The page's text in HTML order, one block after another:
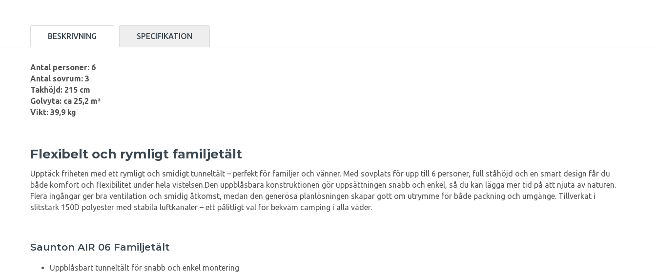
BESKRIVNING SPECIFIKATION
Antal personer: 6
Antal sovrum: 3
Takhöjd: 215 cm
Golvyta: ca 25,2 m²
Vikt: 39,9 kg
Flexibelt och rymligt familjetält
Upptäck friheten med ett rymligt och smidigt tunneltält – perfekt för familjer och vänner. Med sovplats för upp till 6 personer, full ståhöjd och en smart design får du
både komfort och flexibilitet under hela vistelsen.Den uppblåsbara konstruktionen gör uppsättningen snabb och enkel, så du kan lägga mer tid på att njuta av naturen.
Flera ingångar ger bra ventilation och smidig åtkomst, medan den generösa planlösningen skapar gott om utrymme för både packning och umgänge. Tillverkat i
slitstark 150D polyester med stabila luftkanaler – ett pålitligt val för bekväm camping i alla väder.
Saunton AIR 06 Familjetält
Uppblåsbart tunneltält för snabb och enkel montering